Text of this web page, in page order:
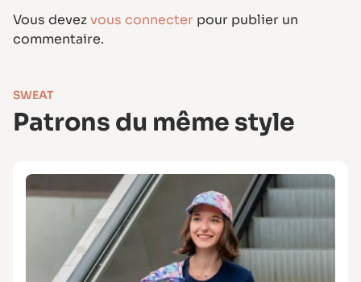
Vous devezvous connecter pour publier un
commentaire.
SWEAT
Patrons du même style